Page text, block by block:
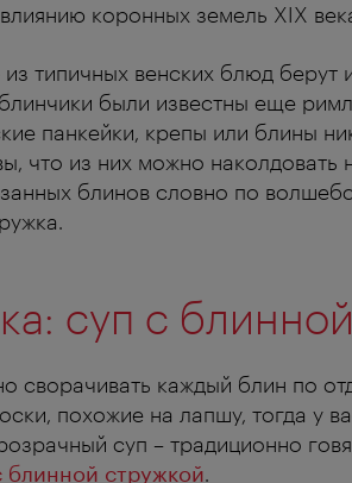
коронных земель XIX
типичных венских блюд
были известны еще
панкейки, крепы или блины
что из них можно
блинов словно по
суп с
сворачивать каждый блин по
похожие на лапшу, тогда у
суп – традиционно
блинной стружкой.